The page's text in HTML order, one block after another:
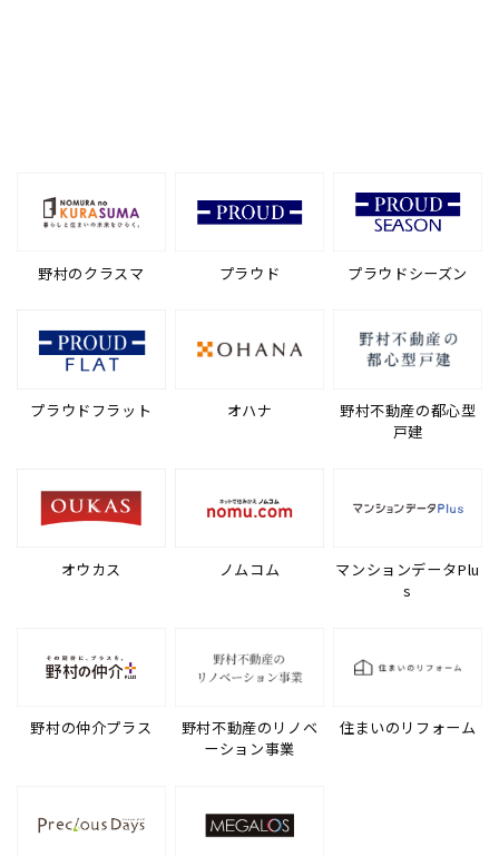
野村のクラスマ プラウド プラウドシーズン
プラウドフラット オハナ
野村不動産の都心型
戸建
オウカス ノムコム
マンションデータPlu
s
野村の仲介プラス
野村不動産のリノベ
ーション事業
住まいのリフォーム